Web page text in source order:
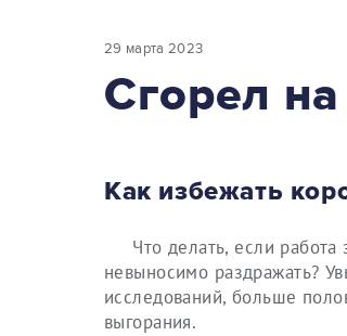
29 марта 2023
Сгорел
Как избежать
Что делать, если
невыносимо раздражать?
исследований, больше
выгорания.